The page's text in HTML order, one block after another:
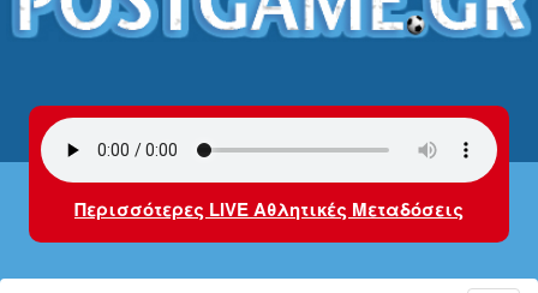
Περισσότερες LIVE Αθλητικές Μεταδόσεις